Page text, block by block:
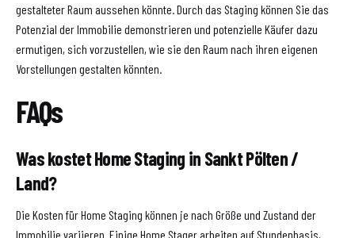
gestalteter Raum aussehen könnte. Durch das Staging können Sie das
Potenzial der Immobilie demonstrieren und potenzielle Käufer dazu
ermutigen, sich vorzustellen, wie sie den Raum nach ihren eigenen
Vorstellungen gestalten könnten.
FAQs
Was kostet Home Staging in Sankt Pölten /
Land?
Die Kosten für Home Staging können je nach Größe und Zustand der
Immobilie variieren. Einige Home Stager arbeiten auf Stundenbasis,